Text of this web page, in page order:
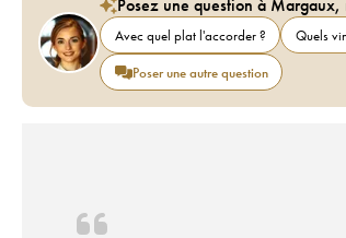
Posez une question à
Avec quel plat l'accorder ? Quels
Poser une autre question